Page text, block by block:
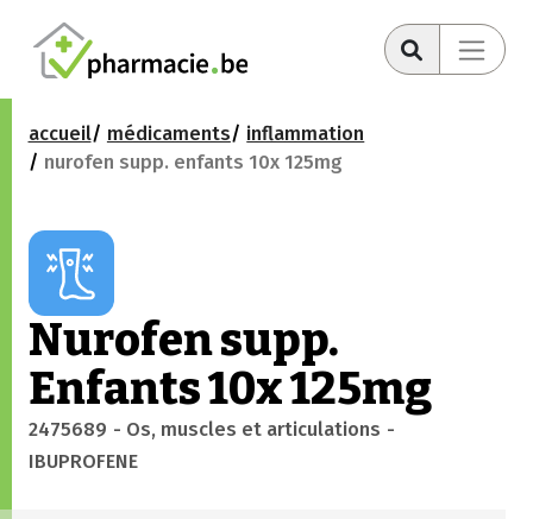
accueil médicaments
inflammation
nurofen supp. enfants 10x 125mg
Nurofen supp.
Enfants 10x 125mg
2475689 - Os, muscles et articulations -
IBUPROFENE